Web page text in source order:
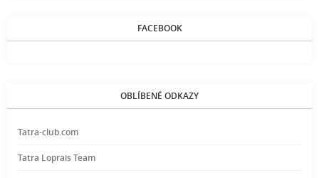
FACEBOOK
OBLÍBENÉ ODKAZY
Tatra-club.com
Tatra Loprais Team